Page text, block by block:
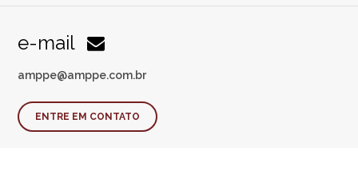
e-mail
amppe@amppe.com.br
ENTRE EM CONTATO